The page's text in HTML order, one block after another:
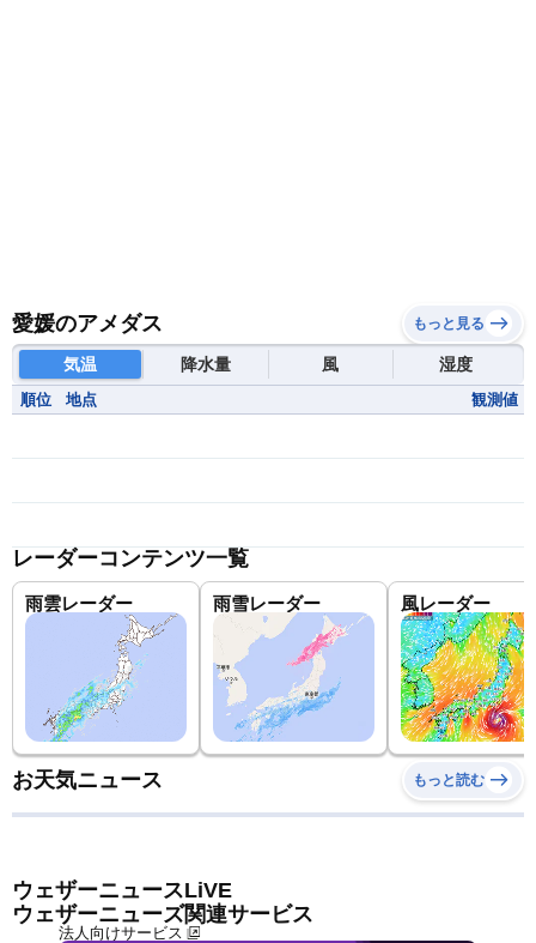
愛媛のアメダス もっと見る
気温 降水量 風 湿度
順位 地点 観測値
レーダーコンテンツ一覧
雨雲レーダー 雨雪レーダー 風レーダー
お天気ニュース もっと読む
ウェザーニュースLiVE
ウェザーニューズ関連サービス
法人向けサービス